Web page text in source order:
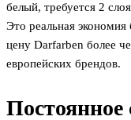
белый, требуется 2
Это реальная экономия
цену Darfarben более
европейских брендов.
Постоянное